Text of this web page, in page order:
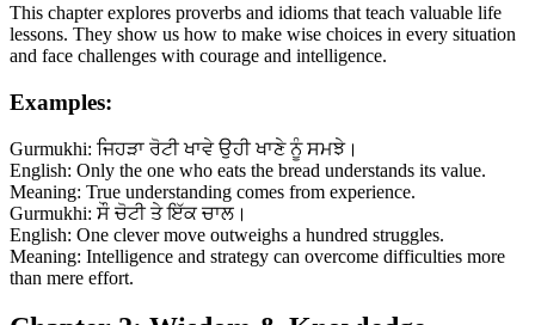
This chapter explores proverbs and idioms that teach valuable life
lessons. They show us how to make wise choices in every situation
and face challenges with courage and intelligence.
Examples:
Gurmukhi: ਜਿਹੜਾ ਰੋਟੀ ਖਾਵੇ ਉਹੀ ਖਾਣੇ ਨੂੰ ਸਮਝੇ।
English: Only the one who eats the bread understands its value.
Meaning: True understanding comes from experience.
Gurmukhi: ਸੌ ਚੋਟੀ ਤੇ ਇੱਕ ਚਾਲ।
English: One clever move outweighs a hundred struggles.
Meaning: Intelligence and strategy can overcome difficulties more
than mere effort.